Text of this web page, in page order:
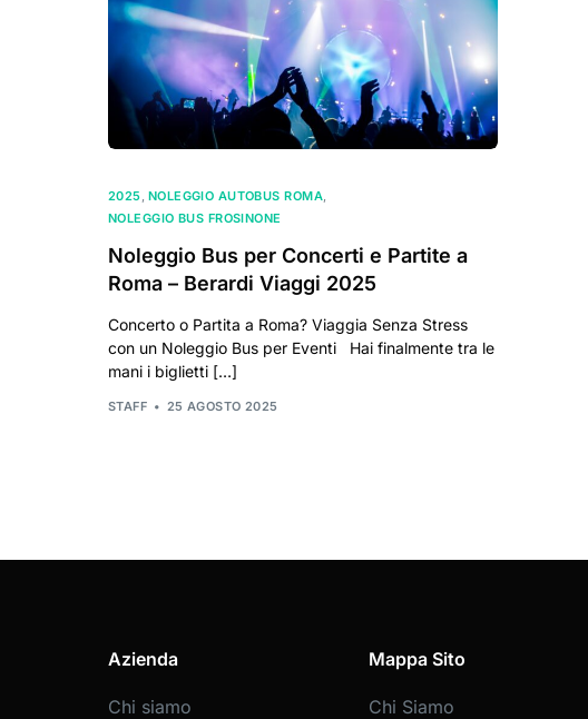
2025 NOLEGGIO AUTOBUS ROMA
NOLEGGIO BUS FROSINONE
Noleggio Bus per Concerti e Partite a
Roma – Berardi Viaggi 2025
Concerto o Partita a Roma? Viaggia Senza Stress
con un Noleggio Bus per Eventi Hai finalmente tra le
mani i biglietti […]
STAFF 25 AGOSTO 2025
Azienda
Chi siamo
Mappa Sito
Chi Siamo